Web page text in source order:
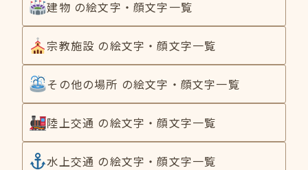
建物 の絵文字・顔文字一覧
宗教施設 の絵文字・顔文字一覧
その他の場所 の絵文字・顔文字一覧
陸上交通 の絵文字・顔文字一覧
水上交通 の絵文字・顔文字一覧